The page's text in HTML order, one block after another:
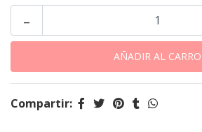
-
Compartir: